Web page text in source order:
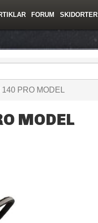
FORUM SKIDORTER
140 PRO MODEL
MODEL